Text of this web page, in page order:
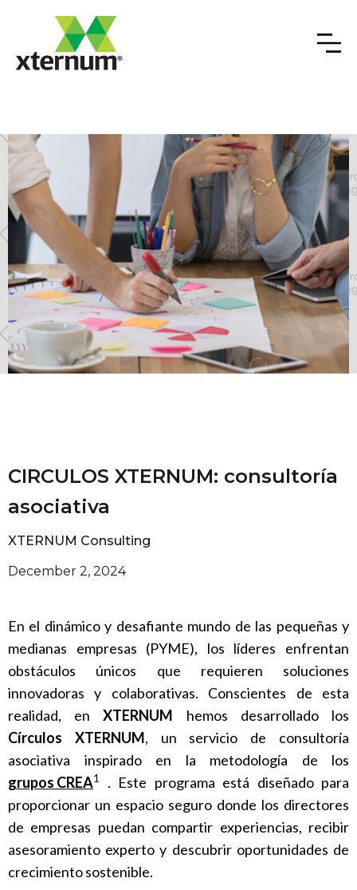
CIRCULOS XTERNUM: consultoría
asociativa
XTERNUM Consulting
December 2, 2024
En el dinámico y desafiante mundo de las pequeñas y
medianas empresas (PYME), los líderes enfrentan
obstáculos únicos que requieren soluciones
innovadoras y colaborativas. Conscientes de esta
realidad, enXTERNUM hemos desarrollado los
Círculos XTERNUM, un servicio de consultoría
asociativa inspirado en la metodología de los
grupos CREA1 . Este programa está diseñado para
proporcionar un espacio seguro donde los directores
de empresas puedan compartir experiencias, recibir
asesoramiento experto y descubrir oportunidades de
crecimiento sostenible.